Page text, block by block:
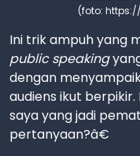
(foto:
Ini trik ampuh yang
public speaking
dengan
audiens ikut
saya yang jadi
pertanyaan?â€